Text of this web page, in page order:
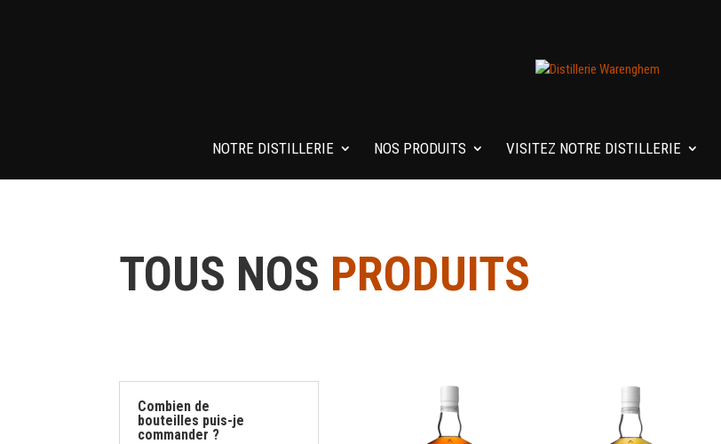
NOTRE DISTILLERIE NOS PRODUITS VISITEZ NOTRE DISTILLERIE
TOUS NOS PRODUITS
Combien de
bouteilles puis-je
commander ?